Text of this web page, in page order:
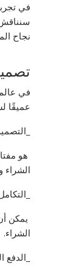
في
سنناقش
نجاح
في
عميقًا
هو
الشراء
يمكن
الشراء.
_الدفع